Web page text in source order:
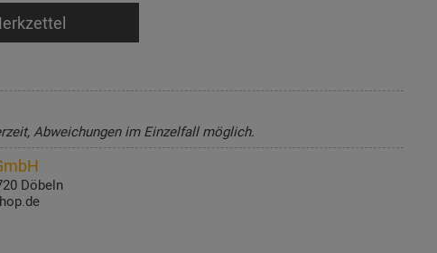
Abweichungen im Einzelfall möglich.
Döbeln